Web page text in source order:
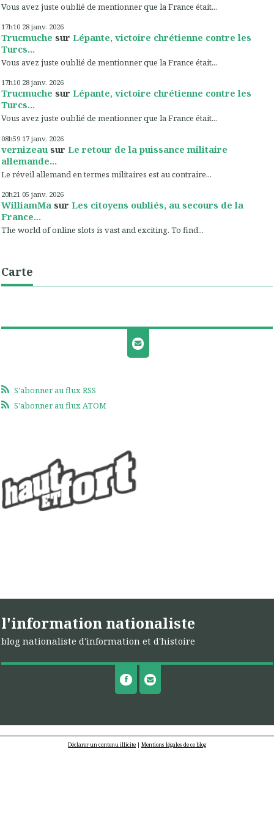
Vous avez juste oublié de mentionner que la France était...
17h10 28 janv. 2026
Trucmuche sur Lépante, victoire chrétienne contre les
Turcs...
Vous avez juste oublié de mentionner que la France était...
17h10 28 janv. 2026
Trucmuche sur Lépante, victoire chrétienne contre les
Turcs...
Vous avez juste oublié de mentionner que la France était...
08h59 17 janv. 2026
vernizeau sur Le retour de la puissance militaire
allemande...
Le réveil allemand en termes militaires est au contraire...
20h21 05 janv. 2026
WilliamMa sur Les citoyens oubliés, au secours de la
France...
The world of online slots is vast and exciting. To find...
Carte
S'abonner au flux RSS
S'abonner au flux ATOM
l'information nationaliste
blog nationaliste d'information et d'histoire
Déclarer un contenu illicite | Mentions légales de ce blog